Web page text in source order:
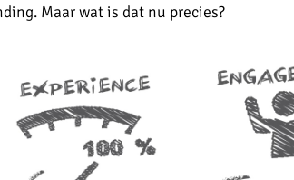
Maar wat is dat nu precies?